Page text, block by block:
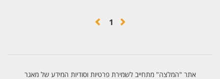
1
אתר "המלצה" מתחייב לשמירת פרטיות וסודיות המידע של מאגר